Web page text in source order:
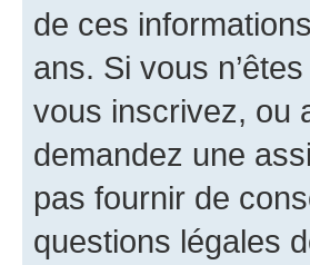
de ces
ans. Si vous
vous inscrivez, ou
demandez une
pas fournir de
questions légales